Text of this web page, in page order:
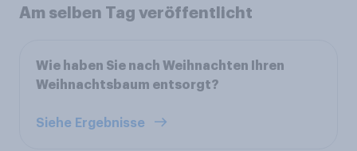
Am selben Tag veröffentlicht
Wie haben Sie nach Weihnachten Ihren
Weihnachtsbaum entsorgt?
Siehe Ergebnisse